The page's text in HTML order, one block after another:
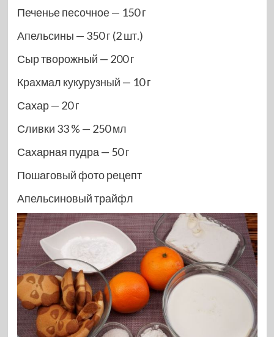
Печенье песочное — 150 г
Апельсины — 350 г (2 шт.)
Сыр творожный — 200 г
Крахмал кукурузный — 10 г
Сахар — 20 г
Сливки 33 % — 250 мл
Сахарная пудра — 50 г
Пошаговый фото рецепт
Апельсиновый трайфл